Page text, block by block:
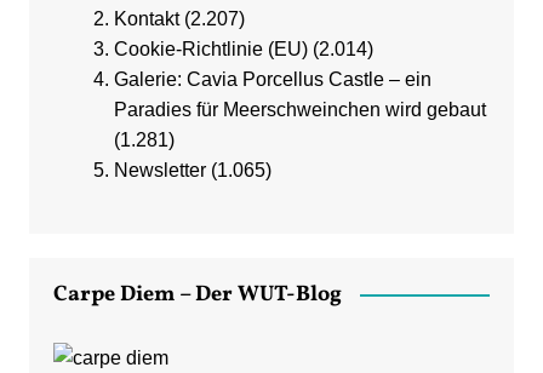
Kontakt (2.207)
Cookie-Richtlinie (EU) (2.014)
Galerie: Cavia Porcellus Castle – ein
Paradies für Meerschweinchen wird gebaut
(1.281)
Newsletter (1.065)
Carpe Diem – Der WUT-Blog